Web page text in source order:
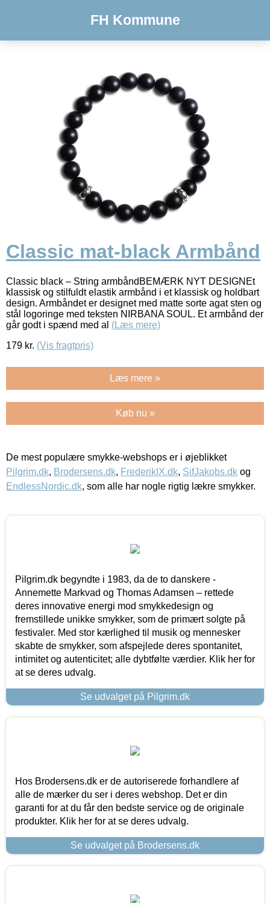
FH Kommune
Classic mat-black Armbånd
Classic black – String armbåndBEMÆRK NYT DESIGNEt
klassisk og stilfuldt elastik armbånd i et klassisk og holdbart
design. Armbåndet er designet med matte sorte agat sten og
stål logoringe med teksten NIRBANA SOUL. Et armbånd der
går godt i spænd med al (Læs mere)
179 kr. (Vis fragtpris)
Læs mere »
Køb nu »
De mest populære smykke-webshops er i øjeblikket
Pilgrim.dk, Brodersens.dk, FrederikIX.dk, SifJakobs.dk og
EndlessNordic.dk, som alle har nogle rigtig lækre smykker.
Pilgrim.dk begyndte i 1983, da de to danskere -
Annemette Markvad og Thomas Adamsen – rettede
deres innovative energi mod smykkedesign og
fremstillede unikke smykker, som de primært solgte på
festivaler. Med stor kærlighed til musik og mennesker
skabte de smykker, som afspejlede deres spontanitet,
intimitet og autenticitet; alle dybtfølte værdier. Klik her for
at se deres udvalg.
Se udvalget på Pilgrim.dk
Hos Brodersens.dk er de autoriserede forhandlere af
alle de mærker du ser i deres webshop. Det er din
garanti for at du får den bedste service og de originale
produkter. Klik her for at se deres udvalg.
Se udvalget på Brodersens.dk